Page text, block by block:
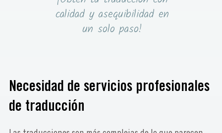
calidad y asequibilidad en
un solo paso!
Necesidad de servicios profesionales
de traducción